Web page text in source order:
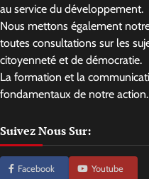
au service du développement.
Nous mettons également
toutes consultations sur les
citoyenneté et de démocratie.
La formation et la
fondamentaux de notre action.
Suivez Nous Sur:
Facebook Youtube